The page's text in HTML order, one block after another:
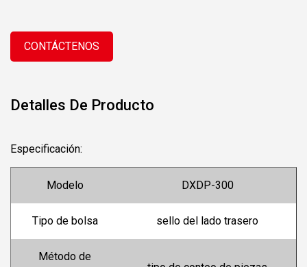
CONTÁCTENOS
Detalles De Producto
Especificación:
Modelo DXDP-300
Tipo de bolsa sello del lado trasero
Método de